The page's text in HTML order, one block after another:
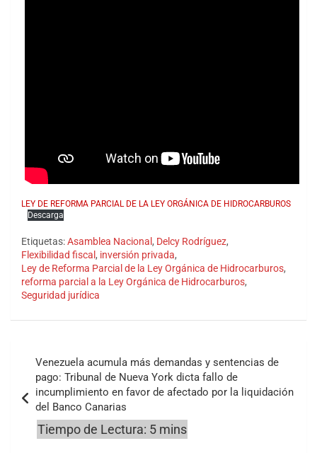
LEY DE REFORMA PARCIAL DE LA LEY ORGÁNICA DE HIDROCARBUROS
Descarga
Etiquetas:Asamblea Nacional , Delcy Rodríguez,
Flexibilidad fiscal , inversión privada,
Ley de Reforma Parcial de la Ley Orgánica de Hidrocarburos,
reforma parcial a la Ley Orgánica de Hidrocarburos,
Seguridad jurídica
entradas
Venezuela acumula más demandas y sentencias de
pago: Tribunal de Nueva York dicta fallo de
incumplimiento en favor de afectado por la liquidación
del Banco Canarias